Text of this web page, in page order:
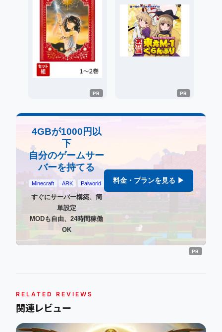
4GBが1000円以
下
自分のゲームサー
バーを持てる
Minecraft ARK Palworld
すぐにサーバー構築、簡
単設定
MODも自由、24時間稼働
OK
料金・プランを見る ▶
RELATED REVIEWS
関連レビュー